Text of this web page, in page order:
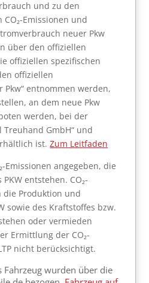
und zu den
Emissionen und
neuer Pkw
über den offiziellen
offiziellen spezifischen
offiziellen
entnommen werden,
an dem neue Pkw
werden, bei der
GmbH“ und
ist.Zum Leitfaden
Emissionen angegeben, die
entstehen. CO₂-
die Produktion und
sowie des Kraftstoffes bzw.
oder vermieden
Ermittlung der CO₂-
nicht berücksichtigt.
Fahrzeug wurden über die